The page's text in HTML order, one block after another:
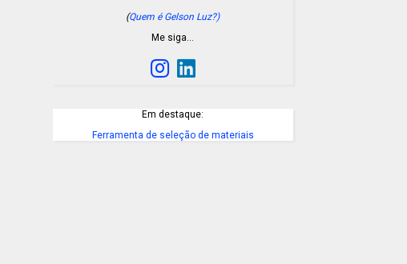
(Quem é Gelson Luz?)
Me siga…
Em destaque:
Ferramenta de seleção de materiais